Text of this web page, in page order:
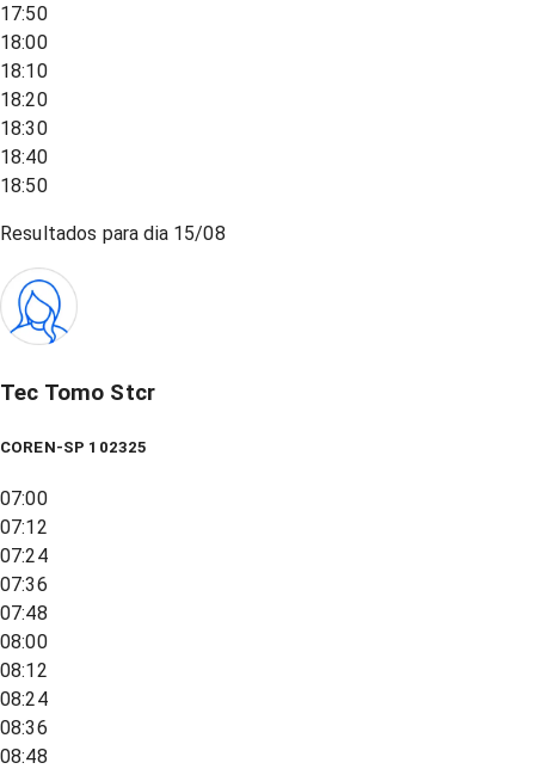
17:50
18:00
18:10
18:20
18:30
18:40
18:50
Resultados para dia 15/08
Tec Tomo Stcr
COREN-SP 102325
07:00
07:12
07:24
07:36
07:48
08:00
08:12
08:24
08:36
08:48